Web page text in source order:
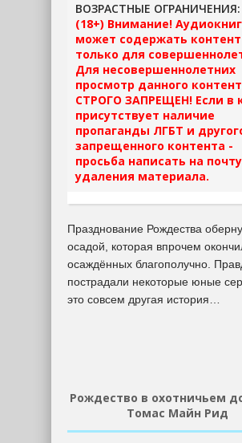
ВОЗРАСТНЫЕ ОГРАНИЧЕНИЯ:
(18+) Внимание!
может содержать контент
только для
Для несовершеннолетних
просмотр данного
СТРОГО ЗАПРЕЩЕН! Если в
присутствует наличие
пропаганды ЛГБТ и
запрещенного контента -
просьба написать на
удаления материала.
Празднование Рождества
осадой, которая впрочем
осаждённых благополучно.
пострадали некоторые юные
это совсем другая история…
Рождество в охотничьем
Томас Майн Рид